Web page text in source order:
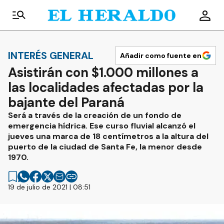
INTERÉS GENERAL Añadir como fuente en
Asistirán con $1.000 millones a
las localidades afectadas por la
bajante del Paraná
Será a través de la creación de un fondo de
emergencia hídrica. Ese curso fluvial alcanzó el
jueves una marca de 18 centímetros a la altura del
puerto de la ciudad de Santa Fe, la menor desde
1970.
19 de julio de 2021 | 08:51